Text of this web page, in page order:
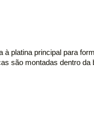
à platina principal para
são montadas dentro da